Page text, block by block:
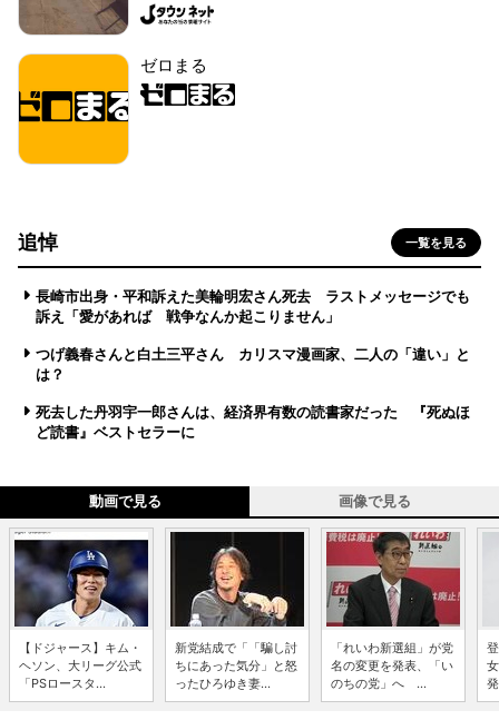
ゼロまる
追悼 一覧を見る
長崎市出身・平和訴えた美輪明宏さん死去 ラストメッセージでも
訴え「愛があれば 戦争なんか起こりません」
つげ義春さんと白土三平さん カリスマ漫画家、二人の「違い」と
は？
死去した丹羽宇一郎さんは、経済界有数の読書家だった 『死ぬほ
ど読書』ベストセラーに
動画で見る 画像で見る
【ドジャース】キム・
ヘソン、大リーグ公式
「PSロースタ...
新党結成で「「騙し討
ちにあった気分」と怒
ったひろゆき妻...
「れいわ新選組」が党
名の変更を発表、「い
のちの党」へ ...